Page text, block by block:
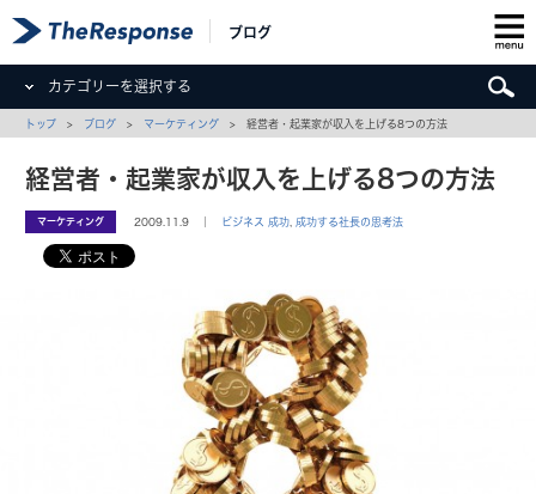
ブログ
カテゴリーを選択する
トップ > ブログ > マーケティング > 経営者・起業家が収入を上げる8つの方法
経営者・起業家が収入を上げる8つの方法
マーケティング 2009.11.9 ｜ ビジネス 成功 成功する社長の思考法